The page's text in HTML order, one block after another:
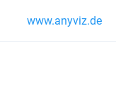
www.anyviz.de